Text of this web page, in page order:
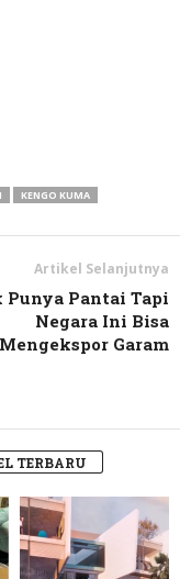
KENGO KUMA
Artikel Selanjutnya
Punya Pantai Tapi
Negara Ini Bisa
Mengekspor Garam
TERBARU